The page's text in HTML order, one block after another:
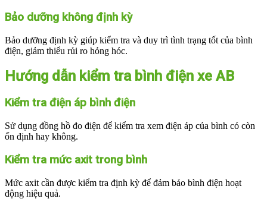
Bảo dưỡng không định kỳ
Bảo dưỡng định kỳ giúp kiểm tra và duy trì tình trạng tốt của bình
điện, giảm thiểu rủi ro hỏng hóc.
Hướng dẫn kiểm tra bình điện xe AB
Kiểm tra điện áp bình điện
Sử dụng đồng hồ đo điện để kiểm tra xem điện áp của bình có còn
ổn định hay không.
Kiểm tra mức axit trong bình
Mức axit cần được kiểm tra định kỳ để đảm bảo bình điện hoạt
động hiệu quả.